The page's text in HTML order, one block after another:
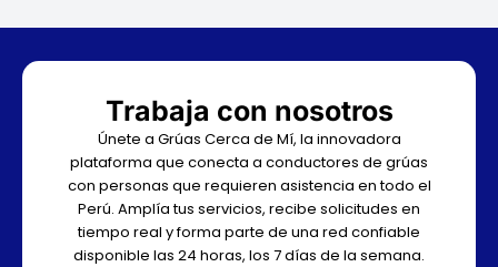
Trabaja con nosotros
Únete a Grúas Cerca de Mí, la innovadora
plataforma que conecta a conductores de grúas
con personas que requieren asistencia en todo el
Perú. Amplía tus servicios, recibe solicitudes en
tiempo real y forma parte de una red confiable
disponible las 24 horas, los 7 días de la semana.